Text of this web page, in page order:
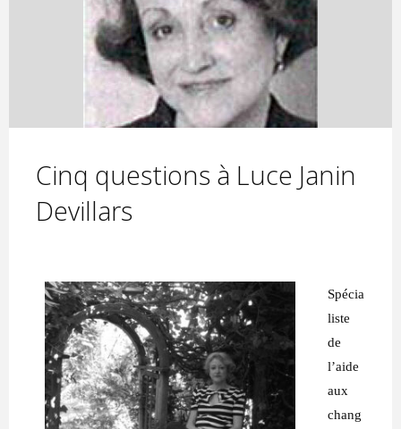
inspirent"
Cinq questions à Luce Janin
Devillars
Spécia
liste
de
l’aide
aux
chang